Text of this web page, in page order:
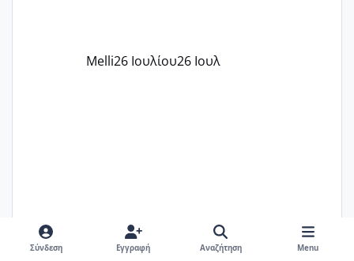
Εγώ πήγα σε έναν ιδιωτικό παιδικό στ
Melli26 Ιουλίου26 Ιουλ
27 Ιουλίου
27 Ιουλ
Σύνδεση Εγγραφή Αναζήτηση Menu